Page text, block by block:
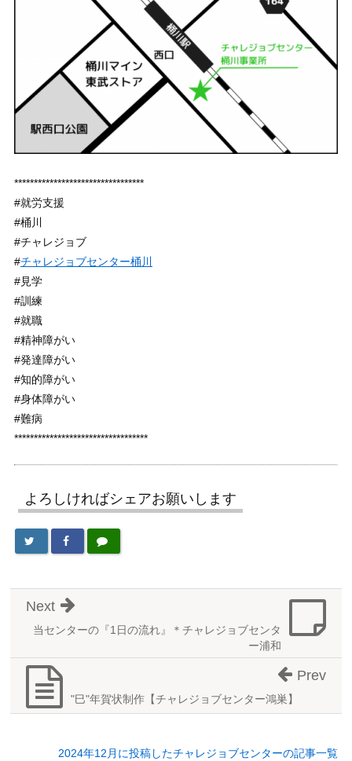
*********************************
#就労支援
#桶川
#チャレジョブ
#チャレジョブセンター桶川
#見学
#訓練
#就職
#精神障がい
#発達障がい
#知的障がい
#身体障がい
#難病
**********************************
よろしければシェアお願いします
当センターの『1日の流れ』＊チャレジョブセンタ
ー浦和
Next
"巳"年賀状制作【チャレジョブセンター鴻巣】
Prev
2024年12月に投稿したチャレジョブセンターの記事一覧